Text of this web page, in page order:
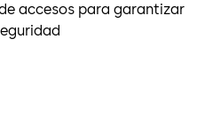
accesos para garantizar